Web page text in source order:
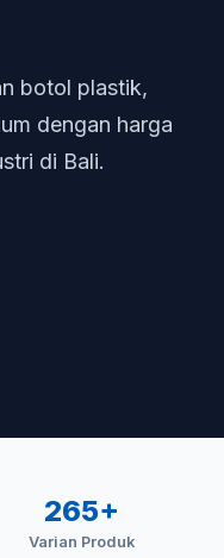
botol plastik,
dengan harga
di Bali.
265+
Varian Produk